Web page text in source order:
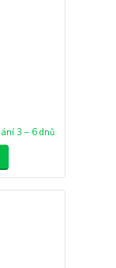
3 – 6 dnů